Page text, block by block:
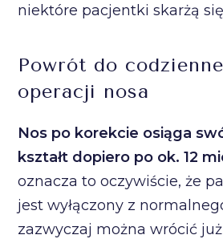
niektóre pacjentki skarżą
Powrót do
operacji nosa
Nos po korekcie osiąga
kształt dopiero po ok. 12
oznacza to oczywiście, że
jest wyłączony z
zazwyczaj można wrócić